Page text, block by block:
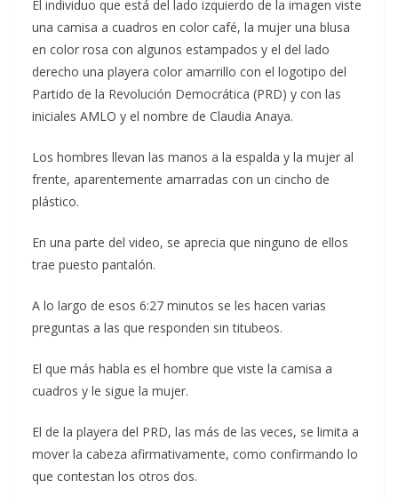
El individuo que está del lado izquierdo de la imagen viste
una camisa a cuadros en color café, la mujer una blusa
en color rosa con algunos estampados y el del lado
derecho una playera color amarrillo con el logotipo del
Partido de la Revolución Democrática (PRD) y con las
iniciales AMLO y el nombre de Claudia Anaya.
Los hombres llevan las manos a la espalda y la mujer al
frente, aparentemente amarradas con un cincho de
plástico.
En una parte del video, se aprecia que ninguno de ellos
trae puesto pantalón.
A lo largo de esos 6:27 minutos se les hacen varias
preguntas a las que responden sin titubeos.
El que más habla es el hombre que viste la camisa a
cuadros y le sigue la mujer.
El de la playera del PRD, las más de las veces, se limita a
mover la cabeza afirmativamente, como confirmando lo
que contestan los otros dos.